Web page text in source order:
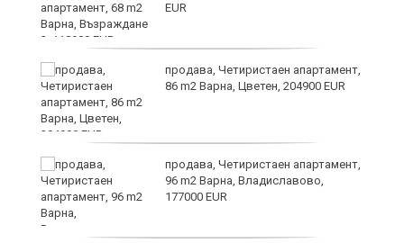
EUR
продава, Четиристаен апартамент,
86 m2 Варна, Цветен, 204900 EUR
продава, Четиристаен апартамент,
96 m2 Варна, Владиславово,
177000 EUR